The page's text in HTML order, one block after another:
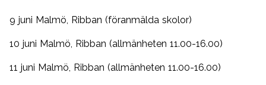
9 juni Malmö, Ribban (föranmälda skolor)
10 juni Malmö, Ribban (allmänheten 11.00-16.00)
11 juni Malmö, Ribban (allmänheten 11.00-16.00)